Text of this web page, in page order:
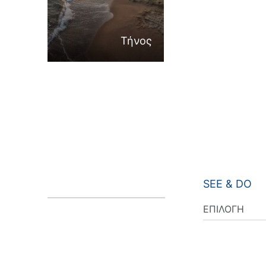
Τήνος
SEE & DO